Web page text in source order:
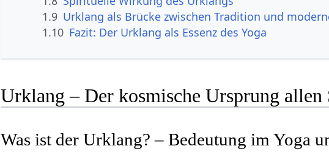
1.9 Urklang als Brücke zwischen Tradition und
1.10 Fazit: Der Urklang als Essenz des Yoga
Urklang – Der kosmische Ursprung allen
Was ist der Urklang? – Bedeutung im Yoga